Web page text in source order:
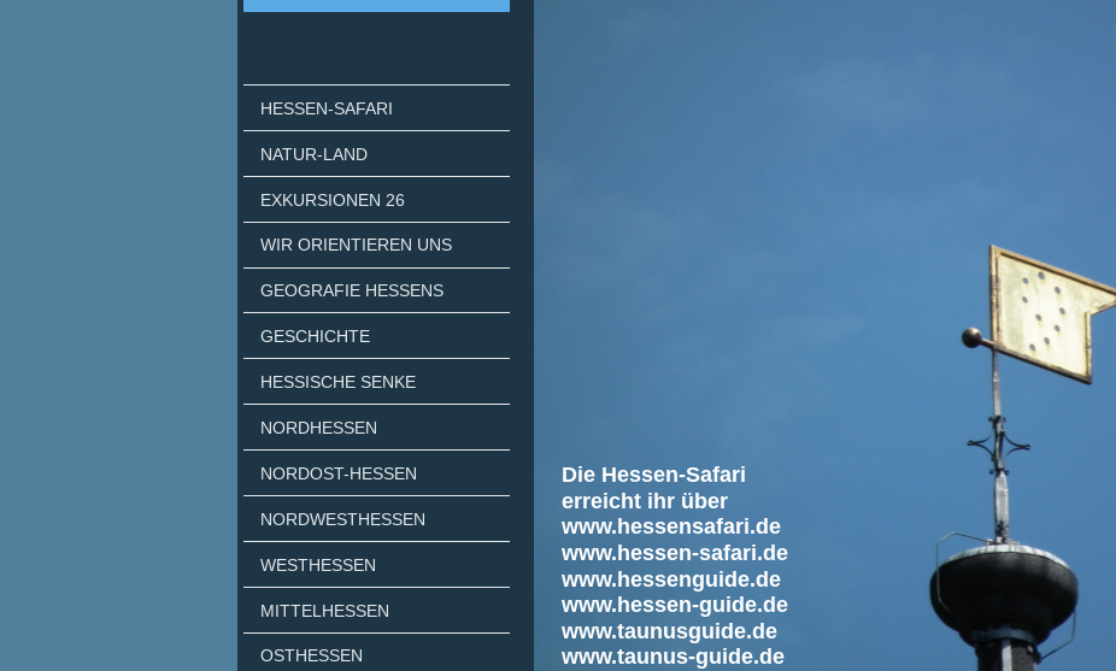
HESSEN-SAFARI
NATUR-LAND
EXKURSIONEN 26
WIR ORIENTIEREN UNS
GEOGRAFIE HESSENS
GESCHICHTE
HESSISCHE SENKE
NORDHESSEN
NORDOST-HESSEN
NORDWESTHESSEN
WESTHESSEN
MITTELHESSEN
OSTHESSEN
Die Hessen-Safari
erreicht ihr über
www.hessensafari.de
www.hessen-safari.de
www.hessenguide.de
www.hessen-guide.de
www.taunusguide.de
www.taunus-guide.de